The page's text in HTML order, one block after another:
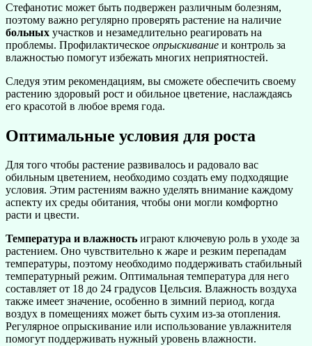
Стефанотис может быть подвержен различным болезням,
поэтому важно регулярно проверять растение на наличие
больных участков и незамедлительно реагировать на
проблемы. Профилактическое опрыскивание и контроль за
влажностью помогут избежать многих неприятностей.
Следуя этим рекомендациям, вы сможете обеспечить своему
растению здоровый рост и обильное цветение, наслаждаясь
его красотой в любое время года.
Оптимальные условия для роста
Для того чтобы растение развивалось и радовало вас
обильным цветением, необходимо создать ему подходящие
условия. Этим растениям важно уделять внимание каждому
аспекту их среды обитания, чтобы они могли комфортно
расти и цвести.
Температура и влажность играют ключевую роль в уходе за
растением. Оно чувствительно к жаре и резким перепадам
температуры, поэтому необходимо поддерживать стабильный
температурный режим. Оптимальная температура для него
составляет от 18 до 24 градусов Цельсия. Влажность воздуха
также имеет значение, особенно в зимний период, когда
воздух в помещениях может быть сухим из-за отопления.
Регулярное опрыскивание или использование увлажнителя
помогут поддерживать нужный уровень влажности.